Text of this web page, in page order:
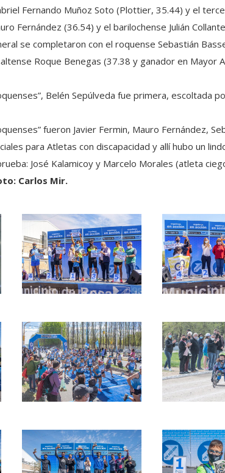
Fernando Muñoz Soto (Plottier, 35.44) y el
Fernández (36.54) y el barilochense Julián
se completaron con el roquense Sebastián
Roque Benegas (37.38 y ganador en Mayor
Belén Sepúlveda fue primera, escoltada
fueron Javier Fermin, Mauro Fernández,
para Atletas con discapacidad y allí hubo un
José Kalamicoy y Marcelo Morales (atleta
Carlos Mir.